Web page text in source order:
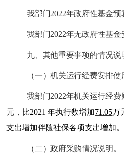
我部门2022年政府性基金预
我部门2022年无政府性基金
九、其他重要事项的情况说
（一）机关运行经费安排使
我部门2022年机关运行经
元， 比2021 年执行数增加71.05万
支出增加伴随社保各项支出增加。
（二）政府采购情况说明。